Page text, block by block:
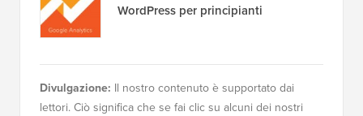
WordPress per principianti
Divulgazione: Il nostro contenuto è supportato dai
lettori. Ciò significa che se fai clic su alcuni dei nostri